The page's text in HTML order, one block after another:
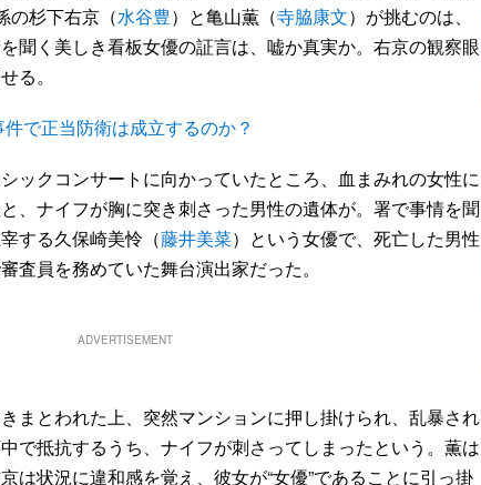
の杉下右京（水谷豊）と亀山薫（寺脇康文）が挑むのは、
聞く美しき看板女優の証言は、嘘か真実か。右京の観察眼
る。
で正当防衛は成立するのか？
ックコンサートに向かっていたところ、血まみれの女性に
、ナイフが胸に突き刺さった男性の遺体が。署で事情を聞
する久保崎美怜（藤井美菜）という女優で、死亡した男性
査員を務めていた舞台演出家だった。
ADVERTISEMENT
まとわれた上、突然マンションに押し掛けられ、乱暴され
で抵抗するうち、ナイフが刺さってしまったという。薫は
は状況に違和感を覚え、彼女が“女優”であることに引っ掛